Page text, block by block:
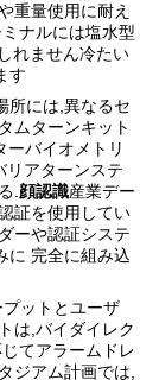
重量使用に耐え
ナルには塩水型
れません冷たい
す
所には,異なるセ
ムターンキット
ーバイオメトリ
リアターンステ
. 顔認識産業デー
証を使用してい
ーや認証システ
に 完全に組み込
ットとユーザ
は,バイダイレク
てアラームドレ
ジアム計画では,